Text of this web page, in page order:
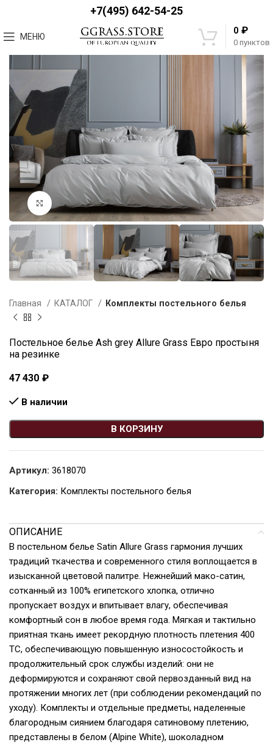
+7(495) 642-54-25
МЕНЮ
0 пунктов
0 ₽
Увеличить
Главная КАТАЛОГ Комплекты постельного белья
Постельное белье Ash grey Allure Grass Евро простыня
на резинке
47 430 ₽
В наличии
В КОРЗИНУ
Артикул: 3618070
Категория: Комплекты постельного белья
ОПИСАНИЕ
В постельном белье Satin Allure Grass гармония лучших
традиций ткачества и современного стиля воплощается в
изысканной цветовой палитре. Нежнейший мако-сатин,
сотканный из 100% египетского хлопка, отлично
пропускает воздух и впитывает влагу, обеспечивая
комфортный сон в любое время года. Мягкая и тактильно
приятная ткань имеет рекордную плотность плетения 400
ТС, обеспечивающую повышенную износостойкость и
продолжительный срок службы изделий: они не
деформируются и сохраняют свой первозданный вид на
протяжении многих лет (при соблюдении рекомендаций по
уходу). Комплекты и отдельные предметы, наделенные
благородным сиянием благодаря сатиновому плетению,
представлены в белом (Alpine White), шоколадном